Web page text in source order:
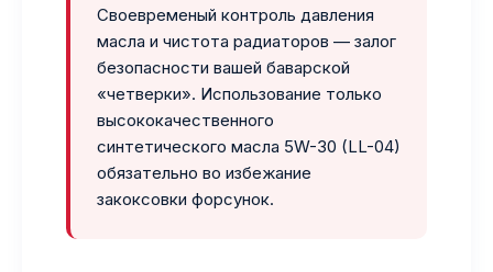
Своевременый контроль давления
масла и чистота радиаторов — залог
безопасности вашей баварской
«четверки». Использование только
высококачественного
синтетического масла 5W-30 (LL-04)
обязательно во избежание
закоксовки форсунок.